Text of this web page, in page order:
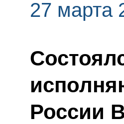
27 марта
России